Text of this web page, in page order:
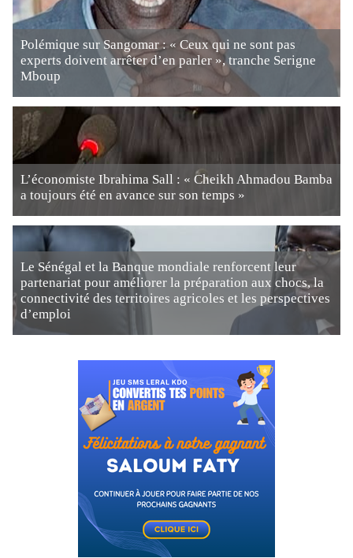
Polémique sur Sangomar : « Ceux qui ne sont pas
experts doivent arrêter d’en parler », tranche Serigne
Mboup
L’économiste Ibrahima Sall : « Cheikh Ahmadou Bamba
a toujours été en avance sur son temps »
Le Sénégal et la Banque mondiale renforcent leur
partenariat pour améliorer la préparation aux chocs, la
connectivité des territoires agricoles et les perspectives
d’emploi